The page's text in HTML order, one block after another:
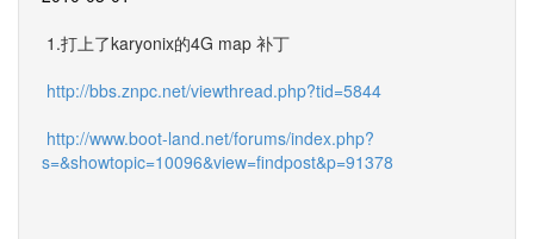
1.打上了karyonix的4G map 补丁
http://bbs.znpc.net/viewthread.php?tid=5844
http://www.boot-land.net/forums/index.php?
s=&showtopic=10096&view=findpost&p=91378